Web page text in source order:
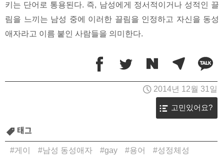
키는 단어로 통용된다. 즉, 남성에게 정서적이거나 성적인 끌
림을 느끼는 남성 중에 이러한 끌림을 인정하고 자신을 동성
애자라고 이름 붙인 사람들을 의미한다.
2014년 12월 31일
고민있어요?
태그
게이 남성 동성애자 gay 용어 성정체성